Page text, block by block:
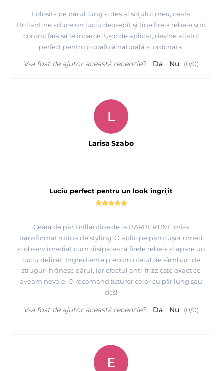
Folosită pe părul lung și des al soțului meu, ceara
Brillantine aduce un luciu deosebit și ține firele rebele sub
control fără să le încarce. Ușor de aplicat, devine aliatul
perfect pentru o coafură naturală și ordonată.
V-a fost de ajutor această recenzie? Da Nu (0/0)
Luciu perfect pentru un look îngrijit
Ceara de păr Brillantine de la BARBERTIME mi-a
transformat rutina de styling! O aplic pe părul ușor umed
și observ imediat cum disiparează firele rebele și apare un
luciu delicat. Ingrediente precum uleiul de sâmburi de
struguri hrănesc părul, iar efectul anti-frizz este exact ce
aveam nevoie. O recomand tuturor celor cu păr lung sau
des!
L
Larisa Szabo
V-a fost de ajutor această recenzie? Da Nu (0/0)
E